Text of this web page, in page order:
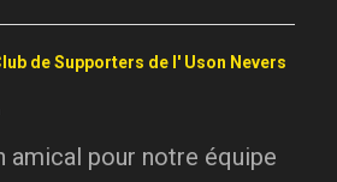
de Supporters de l' Uson Nevers
amical pour notre équipe